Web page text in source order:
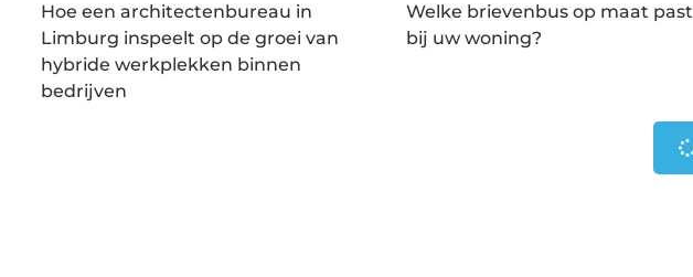
Hoe een architectenbureau in
Limburg inspeelt op de groei van
hybride werkplekken binnen
bedrijven
Welke brievenbus op maat past
bij uw woning?